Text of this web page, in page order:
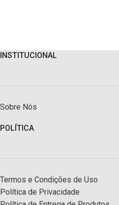
INSTITUCIONAL
Sobre Nós
POLÍTICA
Termos e Condições de Uso
Política de Privacidade